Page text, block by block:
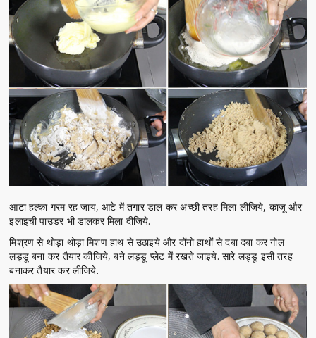
आटा हल्का गरम रह जाय, आटे में तगार डाल कर अच्छी तरह मिला लीजिये, काजू और
इलाइची पाउडर भी डालकर मिला दीजिये.
मिश्रण से थोड़ा थोड़ा मिशण हाथ से उठाइये और दोंनो हाथों से दबा दबा कर गोल
लड्डू बना कर तैयार कीजिये, बने लड्डू प्लेट में रखते जाइये. सारे लड्डू इसी तरह
बनाकर तैयार कर लीजिये.